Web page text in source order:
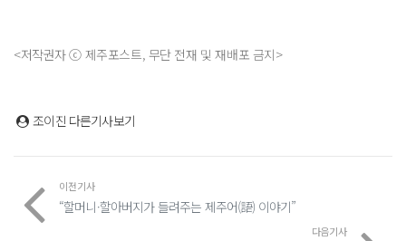
<저작권자 ⓒ 제주포스트, 무단 전재 및 재배포 금지>
조이진 다른기사보기
이전기사
“할머니·할아버지가 들려주는 제주어(語) 이야기”
다음기사